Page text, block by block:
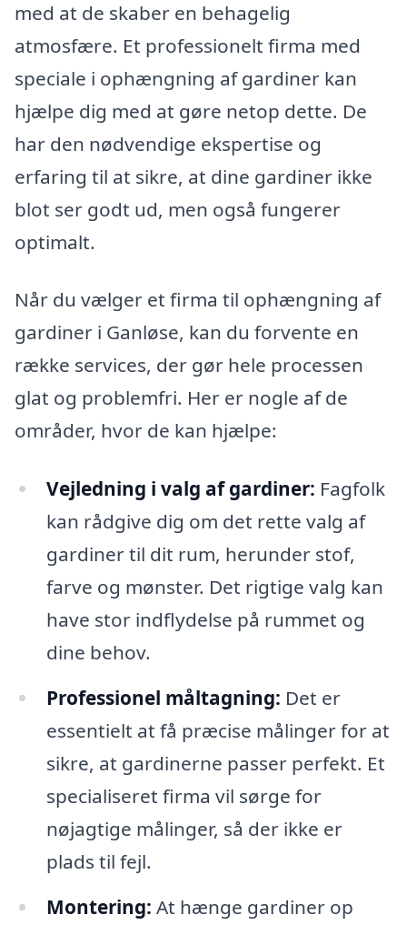
med at de skaber en behagelig
atmosfære. Et professionelt firma med
speciale i ophængning af gardiner kan
hjælpe dig med at gøre netop dette. De
har den nødvendige ekspertise og
erfaring til at sikre, at dine gardiner ikke
blot ser godt ud, men også fungerer
optimalt.
Når du vælger et firma til ophængning af
gardiner i Ganløse, kan du forvente en
række services, der gør hele processen
glat og problemfri. Her er nogle af de
områder, hvor de kan hjælpe:
Vejledning i valg af gardiner: Fagfolk
kan rådgive dig om det rette valg af
gardiner til dit rum, herunder stof,
farve og mønster. Det rigtige valg kan
have stor indflydelse på rummet og
dine behov.
Professionel måltagning: Det er
essentielt at få præcise målinger for at
sikre, at gardinerne passer perfekt. Et
specialiseret firma vil sørge for
nøjagtige målinger, så der ikke er
plads til fejl.
Montering: At hænge gardiner op